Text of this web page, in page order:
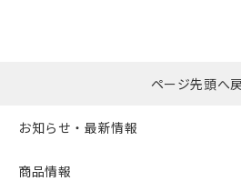
ページ先頭へ
お知らせ・最新情報
商品情報